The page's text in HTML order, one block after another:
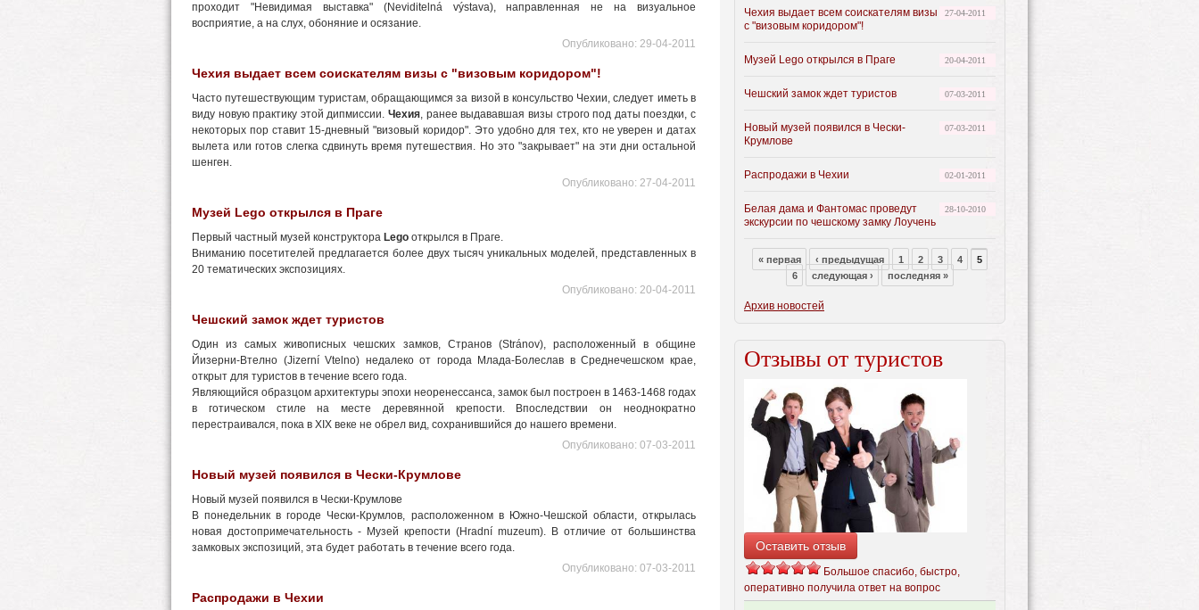
проходит "Невидимая выставка" (Neviditelná výstava), направленная не на визуальное
восприятие, а на слух, обоняние и осязание.
Опубликовано: 29-04-2011
Чехия выдает всем соискателям визы с "визовым коридором"!
Часто путешествующим туристам, обращающимся за визой в консульство Чехии, следует иметь в
виду новую практику этой дипмиссии.Чехия, ранее выдававшая визы строго под даты поездки, с
некоторых пор ставит 15-дневный "визовый коридор". Это удобно для тех, кто не уверен и датах
вылета или готов слегка сдвинуть время путешествия. Но это "закрывает" на эти дни остальной
шенген.
Опубликовано: 27-04-2011
Музей Lego открылся в Праге
Первый частный музей конструктора Lego открылся в Праге.
Вниманию посетителей предлагается более двух тысяч уникальных моделей, представленных в
20 тематических экспозициях.
Опубликовано: 20-04-2011
Чешский замок ждет туристов
Один из самых живописных чешских замков, Странов (Stránov), расположенный в общине
Йизерни-Втелно (Jizerní Vtelno) недалеко от города Млада-Болеслав в Среднечешском крае,
открыт для туристов в течение всего года.
Являющийся образцом архитектуры эпохи неоренессанса, замок был построен в 1463-1468 годах
в готическом стиле на месте деревянной крепости. Впоследствии он неоднократно
перестраивался, пока в XIX веке не обрел вид, сохранившийся до нашего времени.
Опубликовано: 07-03-2011
Новый музей появился в Чески-Крумлове
Новый музей появился в Чески-Крумлове
В понедельник в городе Чески-Крумлов, расположенном в Южно-Чешской области, открылась
новая достопримечательность - Музей крепости (Hradní muzeum). В отличие от большинства
замковых экспозиций, эта будет работать в течение всего года.
Опубликовано: 07-03-2011
Распродажи в Чехии
27-04-2011
Чехия выдает всем соискателям визы
с "визовым коридором"!
20-04-2011
Музей Lego открылся в Праге
07-03-2011
Чешский замок ждет туристов
07-03-2011
Новый музей появился в Чески-
Крумлове
02-01-2011
Распродажи в Чехии
28-10-2010
Белая дама и Фантомас проведут
экскурсии по чешскому замку Лоучень
« первая ‹ предыдущая 1 2 3 4
5
6
следующая › последняя »
Архив новостей
Отзывы от туристов
Оставить отзыв
Большое спасибо, быстро,
оперативно получила ответ на вопрос